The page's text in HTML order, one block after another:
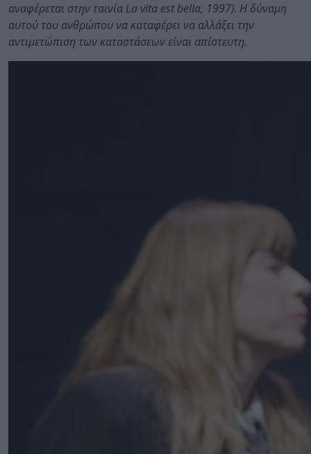
αναφέρεται στην ταινία La vita est bella, 1997). Η δύναμη
αυτού του ανθρώπου να καταφέρει να αλλάξει την
αντιμετώπιση των καταστάσεων είναι απίστευτη.